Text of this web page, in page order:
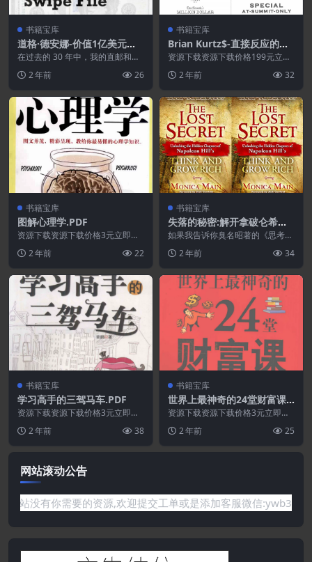
书籍宝库
道格·德安娜-价值1亿美元的
文案档案库文件第1卷[325 美
元]
在过去的 30 年中，我的直邮和电
元的订阅收入...
2 年前 26
书籍宝库
Brian Kurtz$-直接反应的巨
人.PDF
资源下载资源下载价格199元立即
资源永久更新资源!...
2 年前 32
书籍宝库
图解心理学.PDF
资源下载资源下载价格3元立即购
2 年前 22
书籍宝库
失落的秘密:解开拿破仑希尔
思考致富的隐藏章节
如果我告诉你臭名昭著的《思考致
告诉你，那些丢失的 ...
2 年前 34
书籍宝库
学习高手的三驾马车.PDF
资源下载资源下载价格3元立即购
2 年前 38
书籍宝库
世界上最神奇的24堂财富课-
获得财富的终极秘密.PDF
资源下载资源下载价格3元立即购
2 年前 25
网站滚动公告
你需要的资源,欢迎提交工单或是添加客服微信:ywb386获取帮助